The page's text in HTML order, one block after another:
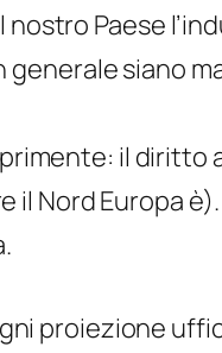
Paese
siano
il diritto
il Nord Europa è).
proiezione